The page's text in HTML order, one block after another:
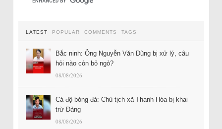
LATEST POPULAR COMMENTS TAGS
Bắc ninh: Ông Nguyễn Văn Dũng bị xử lý, câu
hỏi nào còn bỏ ngỏ?
08/08/2026
Cá độ bóng đá: Chủ tịch xã Thanh Hóa bị khai
trừ Đảng
08/08/2026